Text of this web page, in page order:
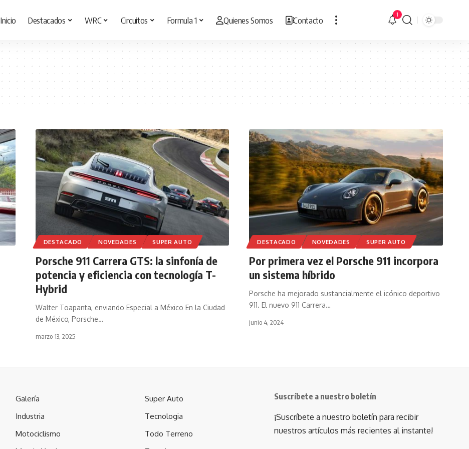
Inicio Destacados WRC Circuitos Formula 1 Quienes Somos Contacto 1
DESTACADO NOVEDADES SUPER AUTO
Porsche 911 Carrera GTS: la sinfonía de
potencia y eficiencia con tecnología T-
Hybrid
Walter Toapanta, enviando Especial a México En la Ciudad
de México, Porsche…
marzo 13, 2025
DESTACADO NOVEDADES SUPER AUTO
Por primera vez el Porsche 911 incorpora
un sistema híbrido
Porsche ha mejorado sustancialmente el icónico deportivo
911. El nuevo 911 Carrera…
junio 4, 2024
Galería
Industria
Motociclismo
Super Auto
Tecnologia
Todo Terreno
Suscríbete a nuestro boletín
¡Suscríbete a nuestro boletín para recibir
nuestros artículos más recientes al instante!